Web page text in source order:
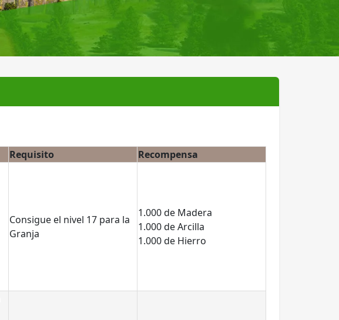
Requisito Recompensa
Consigue el nivel 17 para la
Granja
1.000 de Madera
1.000 de Arcilla
1.000 de Hierro